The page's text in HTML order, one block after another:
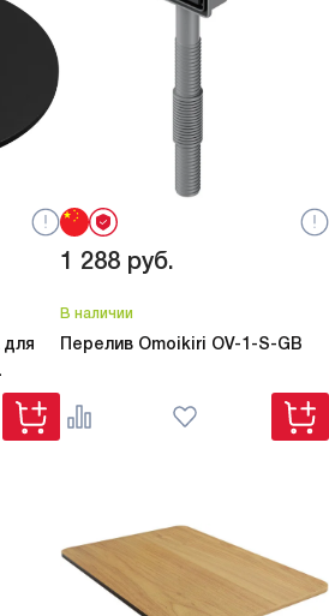
для
1 288 руб.
В наличии
Перелив Omoikiri OV-1-S-GB